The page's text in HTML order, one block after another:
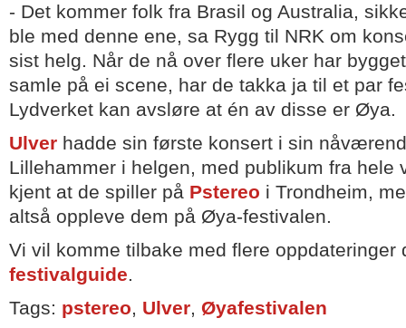
- Det kommer folk fra Brasil og Australia,
ble med denne ene, sa Rygg til NRK om
sist helg. Når de nå over flere uker har
samle på ei scene, har de takka ja til et par
Lydverket kan avsløre at én av disse er Øya.
Ulver hadde sin første konsert i sin
Lillehammer i helgen, med publikum fra hele
kjent at de spiller på Pstereo i Trondheim,
altså oppleve dem på Øya-festivalen.
Vi vil komme tilbake med flere oppdateringer
festivalguide.
Tags: pstereo, Ulver, Øyafestivalen